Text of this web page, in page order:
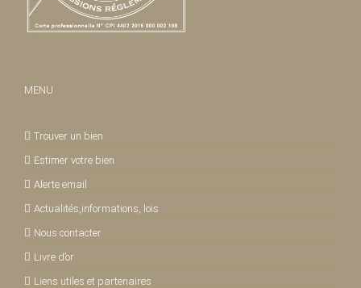
MENU
Trouver un bien
Estimer votre bien
Alerte email
Actualités,informations, lois
Nous contacter
Livre d’or
Liens utiles et partenaires